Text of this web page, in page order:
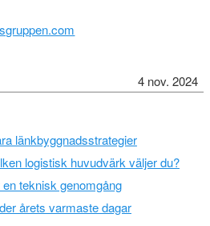
4 nov. 2024
länkbyggnadsstrategier
logistisk huvudvärk väljer du?
teknisk genomgång
årets varmaste dagar